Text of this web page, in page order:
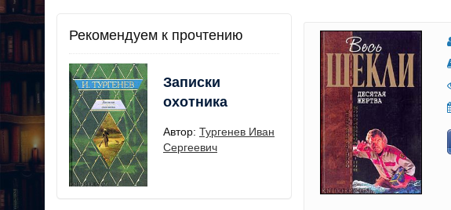
Рекомендуем к прочтению
Записки
охотника
Автор: Тургенев Иван
Сергеевич